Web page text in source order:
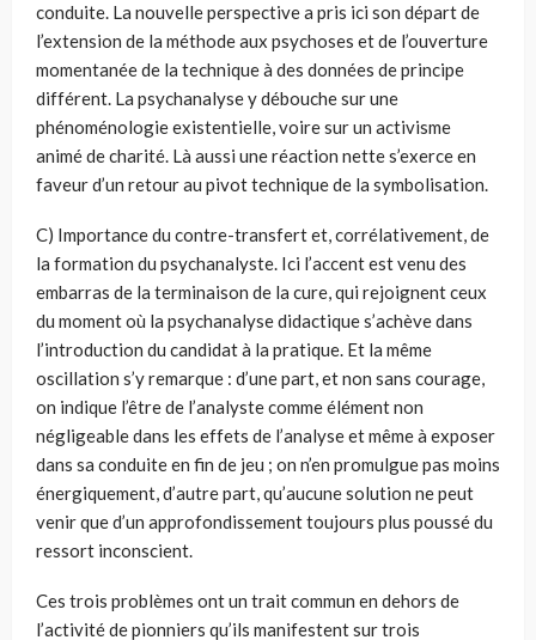
conduite. La nouvelle perspective a pris ici son départ de
l’extension de la méthode aux psychoses et de l’ouverture
momentanée de la technique à des données de principe
différent. La psychanalyse y débouche sur une
phénoménologie existentielle, voire sur un activisme
animé de charité. Là aussi une réaction nette s’exerce en
faveur d’un retour au pivot technique de la symbolisation.
C) Importance du contre-transfert et, corrélativement, de
la formation du psychanalyste. Ici l’accent est venu des
embarras de la terminaison de la cure, qui rejoignent ceux
du moment où la psychanalyse didactique s’achève dans
l’introduction du candidat à la pratique. Et la même
oscillation s’y remarque : d’une part, et non sans courage,
on indique l’être de l’analyste comme élément non
négligeable dans les effets de l’analyse et même à exposer
dans sa conduite en fin de jeu ; on n’en promulgue pas moins
énergiquement, d’autre part, qu’aucune solution ne peut
venir que d’un approfondissement toujours plus poussé du
ressort inconscient.
Ces trois problèmes ont un trait commun en dehors de
l’activité de pionniers qu’ils manifestent sur trois